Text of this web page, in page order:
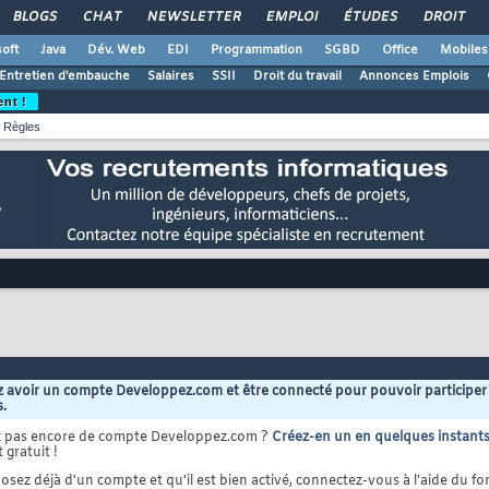
BLOGS CHAT NEWSLETTER EMPLOI ÉTUDES DROIT
Java Dév. Web EDI Programmation SGBD Office
Mobiles
d'embauche
Salaires SSII Droit du travail Annonces Emplois
!
Règles
avoir un compte Developpez.com et être connecté pour pouvoir
pas encore de compte Developpez.com ? Créez-en un en quelques instants
gratuit !
déjà d'un compte et qu'il est bien activé, connectez-vous à l'aide du